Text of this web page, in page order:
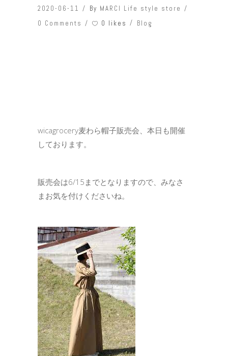
2020-06-11 By MARCI Life style store
0 Comments
0 likes Blog
wicagrocery麦わら帽子販売会、本日も開催
しております。
販売会は6/15までとなりますので、みなさ
まお気を付けくださいね。